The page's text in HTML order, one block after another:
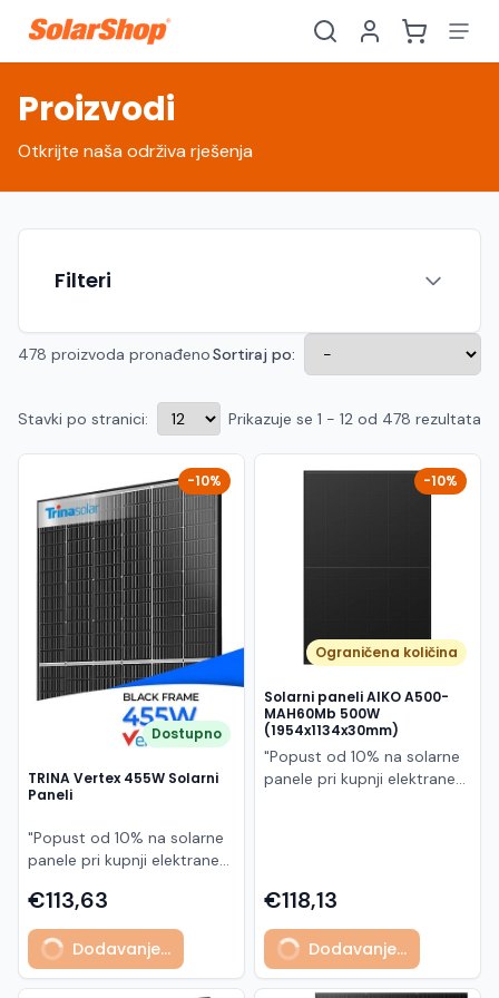
Hrvatski EN
Crnogorski
MK Македонски
Proizvodi
Otkrijte naša održiva rješenja
Filteri
478 proizvoda pronađenoSortiraj po:
Stavki po stranici: Prikazuje se 1 - 12 od 478 rezultata
-10%
Dostupno
TRINA Vertex 455W Solarni
Paneli
"Popust od 10% na solarne
panele pri kupnji elektrane
Model TSM-455NEG9R.28
predstavlja napredni
glass/glass N-type solarni
modul s visokom
učinkovitošću, dugim
€113,63
Dodavanje...
-10%
Ograničena količina
Solarni paneli AIKO A500-
MAH60Mb 500W
(1954x1134x30mm)
"Popust od 10% na solarne
panele pri kupnji elektrane
500 W iz Neostar 2S serije,
baziran na naprednoj N-
type ABC (All Back Contact)
tehnologiji. Ovaj panel je
namijenjen za moderne
€118,13
Dodavanje...